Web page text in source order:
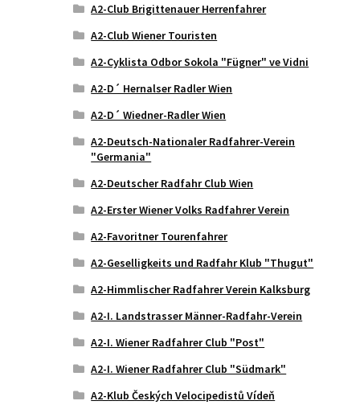
A2-Club Brigittenauer Herrenfahrer
A2-Club Wiener Touristen
A2-Cyklista Odbor Sokola "Fügner" ve Vidni
A2-D´ Hernalser Radler Wien
A2-D´ Wiedner-Radler Wien
A2-Deutsch-Nationaler Radfahrer-Verein
"Germania"
A2-Deutscher Radfahr Club Wien
A2-Erster Wiener Volks Radfahrer Verein
A2-Favoritner Tourenfahrer
A2-Geselligkeits und Radfahr Klub "Thugut"
A2-Himmlischer Radfahrer Verein Kalksburg
A2-I. Landstrasser Männer-Radfahr-Verein
A2-I. Wiener Radfahrer Club "Post"
A2-I. Wiener Radfahrer Club "Südmark"
A2-Klub Českých Velocipedistů Vídeň